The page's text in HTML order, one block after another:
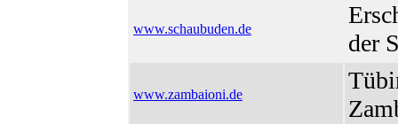
www.schaubuden.de
der
www.zambaioni.de